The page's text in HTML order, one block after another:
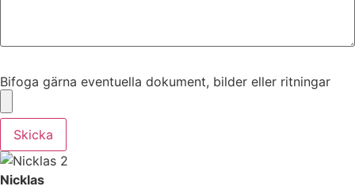
Bifoga gärna eventuella dokument, bilder eller ritningar
Skicka
Nicklas